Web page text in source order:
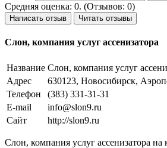
Средняя оценка: 0. (Отзывов: 0)
Написать отзыв Читать отзывы
Слон, компания услуг ассенизатора
Название Слон, компания услуг
Адрес
630123, Новосибирск,
Телефон
(383) 331-31-31
E-mail
info@slon9.ru
Сайт
http://slon9.ru
Слон, компания услуг ассенизатора на